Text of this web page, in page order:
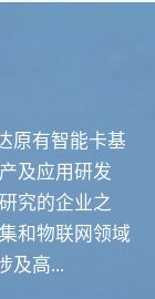
统
原有智能卡基
及应用研发
究的企业之
和物联网领域
及高...